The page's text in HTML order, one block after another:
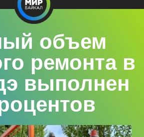
объем
ремонта в
выполнен